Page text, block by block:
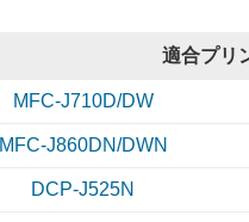
商品：LC12-
プリンター：
純正
1年に一
適合プリ
MFC-J710D/DW
MFC-J860DN/DWN
DCP-J525N